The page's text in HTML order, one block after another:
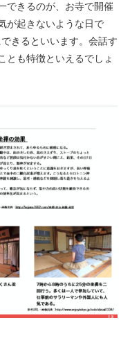
できるのが、お寺で開催
が起きないような日で
きるといいます。会話す
とも特徴といえるでしょ